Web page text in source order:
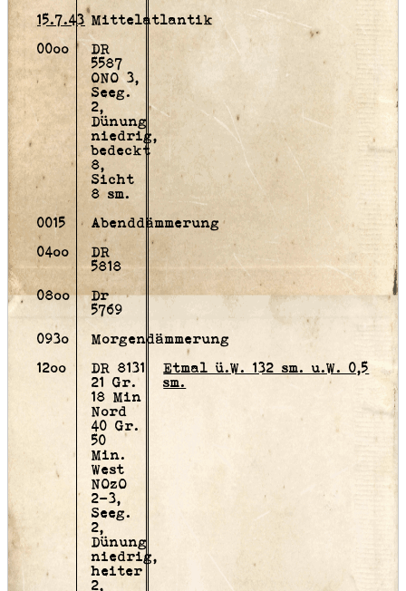
15.7.43 Mittelatlantik
00oo
DR
5587
ONO 3,
Seeg.
2,
Dünung
niedrig,
bedeckt
8,
Sicht
8 sm.
0015
Abenddämmerung
04oo
DR
5818
08oo
Dr
5769
093o
Morgendämmerung
12oo
DR 8131
21 Gr.
18 Min
Nord
40 Gr.
50
Min.
West
NOzO
2-3,
Seeg.
2,
Dünung
niedrig,
heiter
2,
Etmal ü.W. 132 sm. u.W. 0,5
sm.